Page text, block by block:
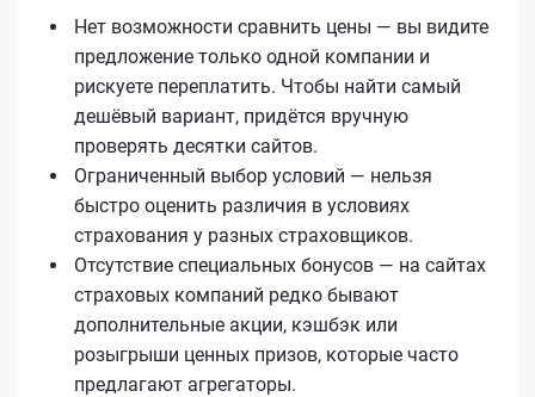
Нет возможности сравнить цены — вы видите
предложение только одной компании и
рискуете переплатить. Чтобы найти самый
дешёвый вариант, придётся вручную
проверять десятки сайтов.
Ограниченный выбор условий — нельзя
быстро оценить различия в условиях
страхования у разных страховщиков.
Отсутствие специальных бонусов — на сайтах
страховых компаний редко бывают
дополнительные акции, кэшбэк или
розыгрыши ценных призов, которые часто
предлагают агрегаторы.